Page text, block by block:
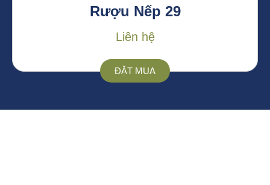
Rượu Nếp 29
Liên hệ
ĐẶT MUA